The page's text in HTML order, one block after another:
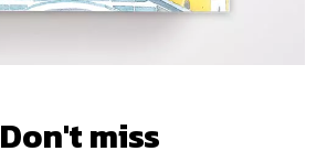
Don't miss